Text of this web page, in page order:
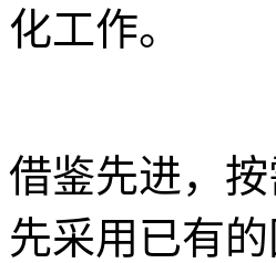
化工作。
借鉴先进，
先采用已有